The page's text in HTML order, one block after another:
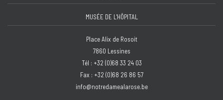
MUSÉE DE L'HÔPITAL
Place Alix de Rosoit
7860 Lessines
Tél : +32 (0)68 33 24 03
Fax : +32 (0)68 26 86 57
info@notredamealarose.be